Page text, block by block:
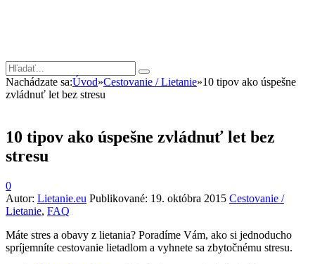
Nachádzate sa:Úvod»Cestovanie / Lietanie»10 tipov ako úspešne
zvládnuť let bez stresu
10 tipov ako úspešne zvládnuť let bez
stresu
0
Autor: Lietanie.eu Publikované: 19. októbra 2015 Cestovanie /
Lietanie, FAQ
Máte stres a obavy z lietania? Poradíme Vám, ako si jednoducho
spríjemníte cestovanie lietadlom a vyhnete sa zbytočnému stresu.